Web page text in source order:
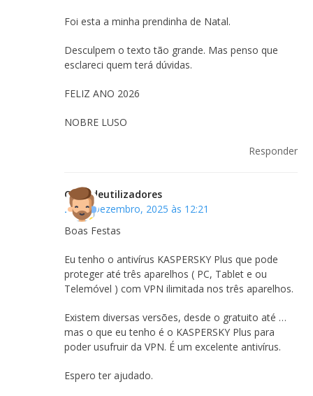
Foi esta a minha prendinha de Natal.
Desculpem o texto tão grande. Mas penso que
esclareci quem terá dúvidas.
FELIZ ANO 2026
NOBRE LUSO
Responder
Clubedeutilizadores
26 de Dezembro, 2025 às 12:21
Boas Festas
Eu tenho o antivírus KASPERSKY Plus que pode
proteger até três aparelhos ( PC, Tablet e ou
Telemóvel ) com VPN ilimitada nos três aparelhos.
Existem diversas versões, desde o gratuito até …
mas o que eu tenho é o KASPERSKY Plus para
poder usufruir da VPN. É um excelente antivírus.
Espero ter ajudado.